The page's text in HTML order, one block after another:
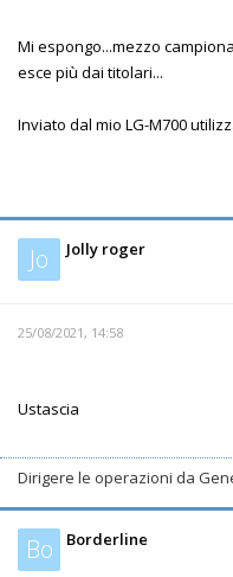
Mi espongo...mezzo
esce più dai titolari...
Inviato dal mio LG-M700
Jo Jolly roger
25/08/2021, 14:58
Ustascia
Dirigere le operazioni da
Bo Borderline